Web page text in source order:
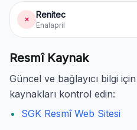
✗ Renitec
Enalapril
Resmî Kaynak
Güncel ve bağlayıcı bilgi
kaynakları kontrol edin:
SGK Resmî Web Sitesi